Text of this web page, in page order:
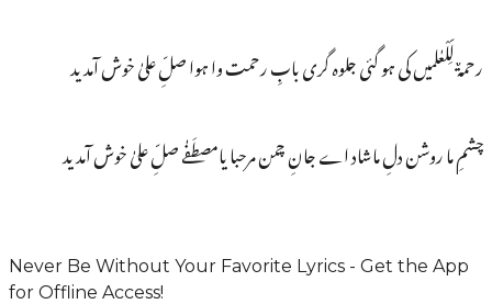
رحمۃٌ لِّلْعٰلمیں کی ہو گئی جلوہ گری بابِ رحمت وا ہوا صلِّ علیٰ خوش آمدید
چشمِ ما روشن دلِ ماشاد اے جانِ چمن مرحبا یامصطَفٰے صلِّ علیٰ خوش آمدید
Never Be Without Your Favorite Lyrics - Get the App
for Offline Access!